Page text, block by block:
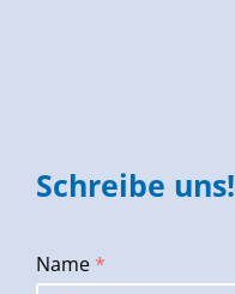
Schreibe uns!
Name *